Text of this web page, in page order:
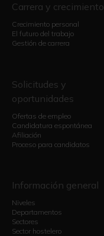
Carrera y crecimiento
Crecimiento personal
El futuro del trabajo
Gestión de carrera
Solicitudes y
oportunidades
Ofertas de empleo
Candidatura espontánea
Afiliación
Proceso para candidatos
Información general
Niveles
Departamentos
Sectores
Sector hostelero